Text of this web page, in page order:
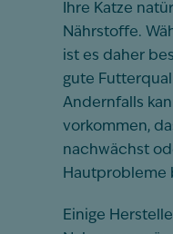
Ihre Katze
Nährstoffe.
ist es daher
gute
Andernfalls
vorkommen,
nachwächst
Hautprobleme
Einige